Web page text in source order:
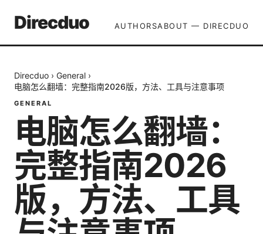
Direcduo AUTHORSABOUT — DIRECDUO
Direcduo › General ›
电脑怎么翻墙：完整指南2026版，方法、工具与注意事项
GENERAL
电脑怎么翻墙：
完整指南2026
版，方法、工具